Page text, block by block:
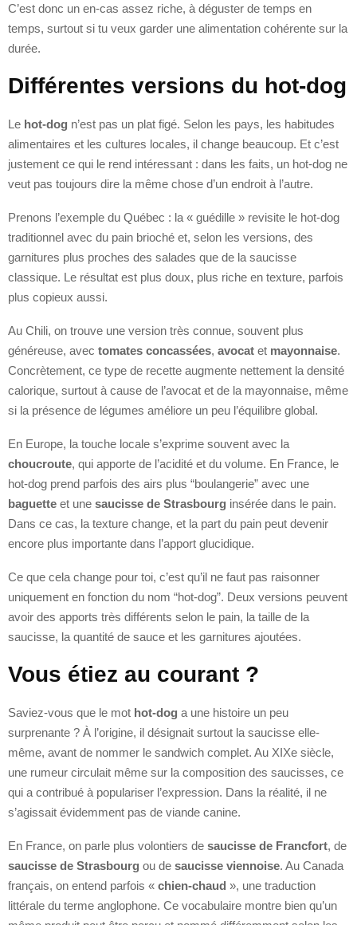
C’est donc un en-cas assez riche, à déguster de temps en
temps, surtout si tu veux garder une alimentation cohérente sur la
durée.
Différentes versions du hot-dog
Le hot-dog n’est pas un plat figé. Selon les pays, les habitudes
alimentaires et les cultures locales, il change beaucoup. Et c’est
justement ce qui le rend intéressant : dans les faits, un hot-dog ne
veut pas toujours dire la même chose d’un endroit à l’autre.
Prenons l’exemple du Québec : la « guédille » revisite le hot-dog
traditionnel avec du pain brioché et, selon les versions, des
garnitures plus proches des salades que de la saucisse
classique. Le résultat est plus doux, plus riche en texture, parfois
plus copieux aussi.
Au Chili, on trouve une version très connue, souvent plus
généreuse, avec tomates concassées, avocat et mayonnaise.
Concrètement, ce type de recette augmente nettement la densité
calorique, surtout à cause de l’avocat et de la mayonnaise, même
si la présence de légumes améliore un peu l’équilibre global.
En Europe, la touche locale s’exprime souvent avec la
choucroute, qui apporte de l’acidité et du volume. En France, le
hot-dog prend parfois des airs plus “boulangerie” avec une
baguette et une saucisse de Strasbourg insérée dans le pain.
Dans ce cas, la texture change, et la part du pain peut devenir
encore plus importante dans l’apport glucidique.
Ce que cela change pour toi, c’est qu’il ne faut pas raisonner
uniquement en fonction du nom “hot-dog”. Deux versions peuvent
avoir des apports très différents selon le pain, la taille de la
saucisse, la quantité de sauce et les garnitures ajoutées.
Vous étiez au courant ?
Saviez-vous que le mot hot-dog a une histoire un peu
surprenante ? À l’origine, il désignait surtout la saucisse elle-
même, avant de nommer le sandwich complet. Au XIXe siècle,
une rumeur circulait même sur la composition des saucisses, ce
qui a contribué à populariser l’expression. Dans la réalité, il ne
s’agissait évidemment pas de viande canine.
En France, on parle plus volontiers de saucisse de Francfort, de
saucisse de Strasbourg ou de saucisse viennoise. Au Canada
français, on entend parfois « chien-chaud », une traduction
littérale du terme anglophone. Ce vocabulaire montre bien qu’un